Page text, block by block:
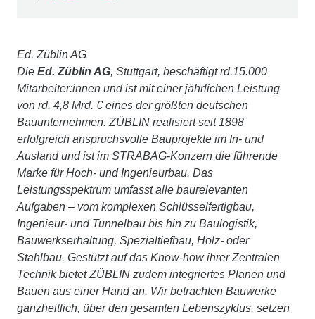
Ed. Züblin AG
Die Ed. Züblin AG, Stuttgart, beschäftigt rd.15.000
Mitarbeiter:innen und ist mit einer jährlichen Leistung
von rd. 4,8 Mrd. € eines der größten deutschen
Bauunternehmen. ZÜBLIN realisiert seit 1898
erfolgreich anspruchsvolle Bauprojekte im In- und
Ausland und ist im STRABAG-Konzern die führende
Marke für Hoch- und Ingenieurbau. Das
Leistungsspektrum umfasst alle baurelevanten
Aufgaben – vom komplexen Schlüsselfertigbau,
Ingenieur- und Tunnelbau bis hin zu Baulogistik,
Bauwerkserhaltung, Spezialtiefbau, Holz- oder
Stahlbau. Gestützt auf das Know-how ihrer Zentralen
Technik bietet ZÜBLIN zudem integriertes Planen und
Bauen aus einer Hand an. Wir betrachten Bauwerke
ganzheitlich, über den gesamten Lebenszyklus, setzen